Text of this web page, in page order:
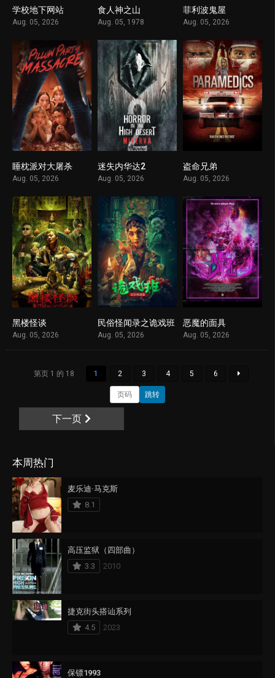
学校地下网站
Aug. 05, 2026
食人神之山
Aug. 05, 1978
菲利波鬼屋
Aug. 05, 2026
睡枕派对大屠杀
Aug. 05, 2026
迷失内华达2
Aug. 05, 2026
盗命兄弟
Aug. 05, 2026
黑楼怪谈
Aug. 05, 2026
1
民俗怪闻录之诡戏班
Aug. 05, 2026
恶魔的面具
Aug. 05, 2026
第页 1 的 18 1 2 3 4 5 6
跳转
下一页
本周热门
麦乐迪·马克斯
8.1
高压监狱（四部曲）
3.3
2010
捷克街头搭讪系列
4.5
2023
保镖1993